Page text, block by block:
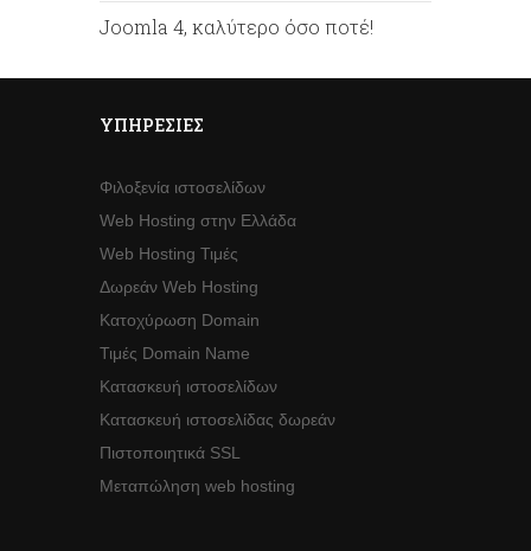
Joomla 4, καλύτερο όσο ποτέ!
ΥΠΗΡΕΣΊΕΣ
Φιλοξενία ιστοσελίδων
Web Hosting στην Ελλάδα
Web Hosting Τιμές
Δωρεάν Web Hosting
Κατοχύρωση Domain
Τιμές Domain Name
Κατασκευή ιστοσελίδων
Κατασκευή ιστοσελίδας δωρεάν
Πιστοποιητικά SSL
Μεταπώληση web hosting